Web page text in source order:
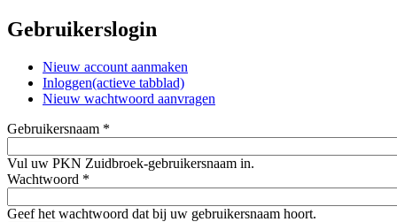
Gebruikerslogin
Nieuw account aanmaken
Inloggen(actieve tabblad)
Nieuw wachtwoord aanvragen
Gebruikersnaam *
Vul uw PKN Zuidbroek-gebruikersnaam in.
Wachtwoord *
Geef het wachtwoord dat bij uw gebruikersnaam hoort.